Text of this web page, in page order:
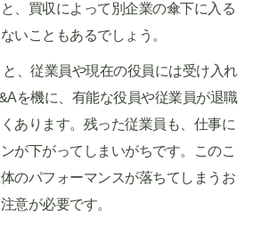
、買収によって別企業の傘下に入る
いこともあるでしょう。
、従業員や現在の役員には受け入れ
を機に、有能な役員や従業員が退職
あります。残った従業員も、仕事に
が下がってしまいがちです。このこ
のパフォーマンスが落ちてしまうお
意が必要です。